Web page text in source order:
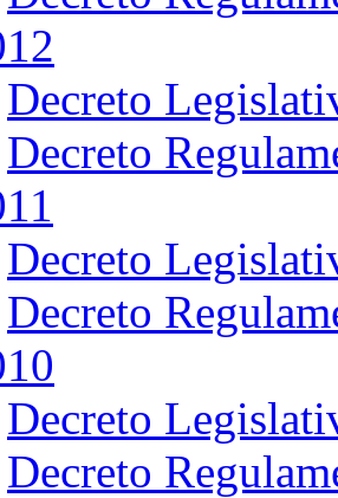
Decreto
Decreto
Decreto
Decreto
Decreto
Decreto